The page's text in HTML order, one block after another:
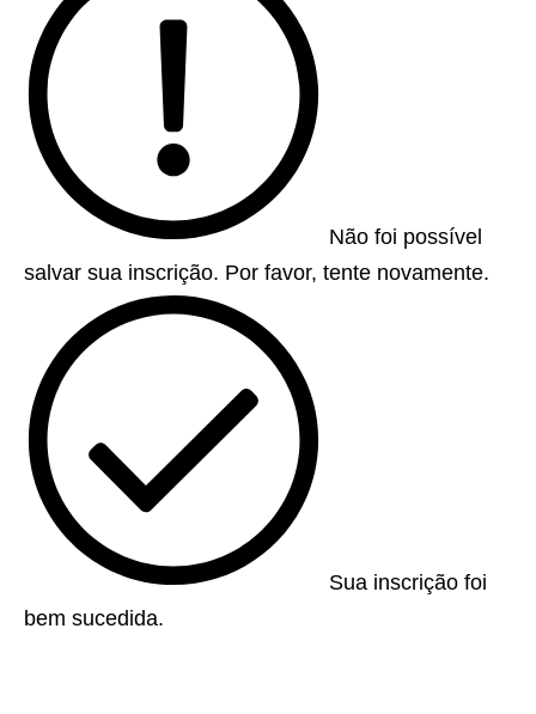
Não foi possível
salvar sua inscrição. Por favor, tente novamente.
Sua inscrição foi
bem sucedida.